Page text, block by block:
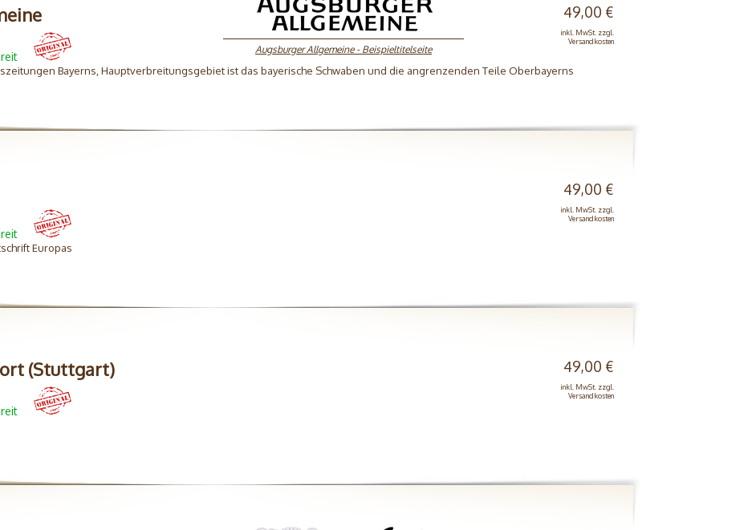
Augsburger Allgemeine - Beispieltitelseite
49,00 €
inkl. MwSt. zzgl.
Versandkosten
Bayerns, Hauptverbreitungsgebiet ist das bayerische Schwaben und die angrenzenden Teile Oberbayerns
49,00 €
inkl. MwSt. zzgl.
Versandkosten
Europas
(Stuttgart) 49,00 €
inkl. MwSt. zzgl.
Versandkosten